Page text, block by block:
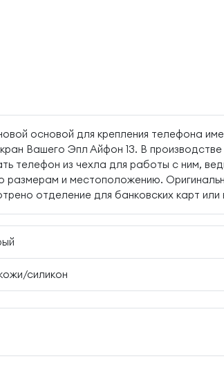
основой для крепления телефона
Вашего Эпл Айфон 13. В
телефон из чехла для работы с ним,
размерам и местоположению.
отделение для банковских карт или
силикон